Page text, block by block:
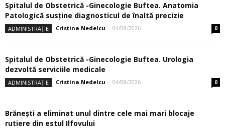
Spitalul de Obstetrică -Ginecologie Buftea. Anatomia
Patologică susţine diagnosticul de înaltă precizie
ADMINISTRAȚIE Cristina Nedelcu - 04/08/2026 0
Spitalul de Obstetrică -Ginecologie Buftea. Urologia
dezvoltă serviciile medicale
ADMINISTRAȚIE Cristina Nedelcu - 04/08/2026 0
Brănești a eliminat unul dintre cele mai mari blocaje
rutiere din estul Ilfovului